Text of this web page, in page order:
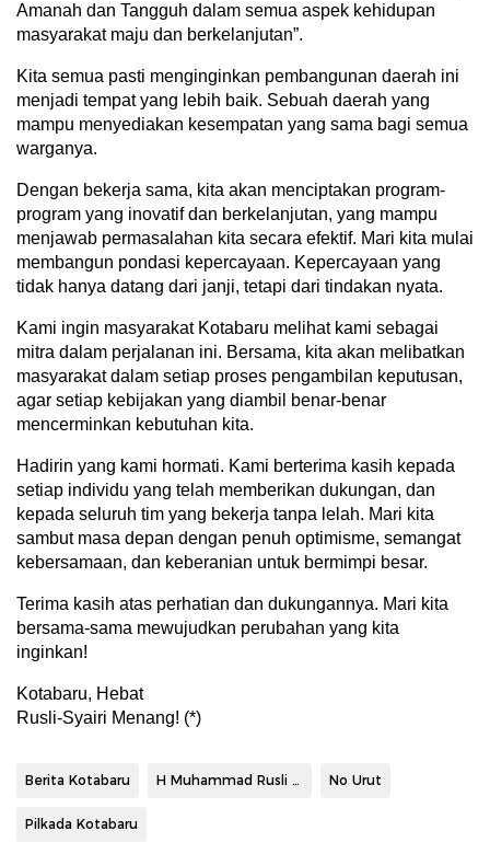
Amanah dan Tangguh dalam semua aspek kehidupan
masyarakat maju dan berkelanjutan”.
Kita semua pasti menginginkan pembangunan daerah ini
menjadi tempat yang lebih baik. Sebuah daerah yang
mampu menyediakan kesempatan yang sama bagi semua
warganya.
Dengan bekerja sama, kita akan menciptakan program-
program yang inovatif dan berkelanjutan, yang mampu
menjawab permasalahan kita secara efektif. Mari kita mulai
membangun pondasi kepercayaan. Kepercayaan yang
tidak hanya datang dari janji, tetapi dari tindakan nyata.
Kami ingin masyarakat Kotabaru melihat kami sebagai
mitra dalam perjalanan ini. Bersama, kita akan melibatkan
masyarakat dalam setiap proses pengambilan keputusan,
agar setiap kebijakan yang diambil benar-benar
mencerminkan kebutuhan kita.
Hadirin yang kami hormati. Kami berterima kasih kepada
setiap individu yang telah memberikan dukungan, dan
kepada seluruh tim yang bekerja tanpa lelah. Mari kita
sambut masa depan dengan penuh optimisme, semangat
kebersamaan, dan keberanian untuk bermimpi besar.
Terima kasih atas perhatian dan dukungannya. Mari kita
bersama-sama mewujudkan perubahan yang kita
inginkan!
Kotabaru, Hebat
Rusli-Syairi Menang! (*)
Berita Kotabaru H Muhammad Rusli - Syairi Mukhlis No Urut
Pilkada Kotabaru